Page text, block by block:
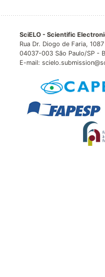
SciELO - Scientific
Rua Dr. Diogo de Faria,
04037-003 São Paulo/SP -
E-mail: